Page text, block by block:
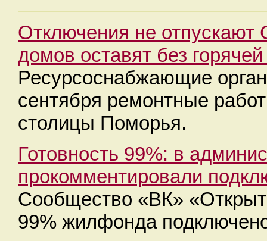
Отключения не отпускают
домов оставят без
Ресурсоснабжающие
сентября ремонтные
столицы Поморья.
Готовность 99%: в
прокомментировали
Сообщество «ВК»
99% жилфонда